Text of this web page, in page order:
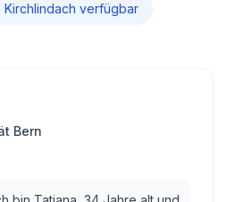
Kirchlindach verfügbar
Bern